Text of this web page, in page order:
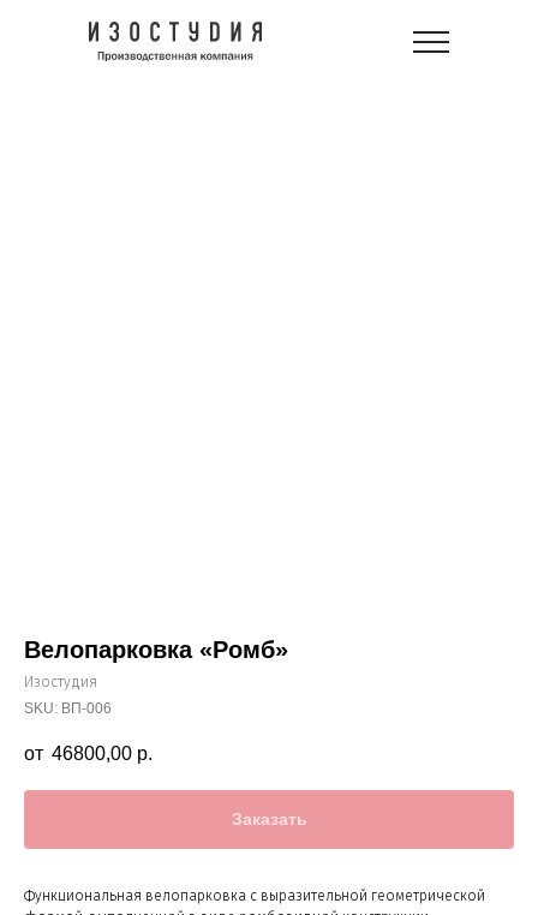
Велопарковка «Ромб»
Изостудия
SKU: ВП-006
46800,00 р.
Заказать
Функциональная велопарковка с выразительной геометрической